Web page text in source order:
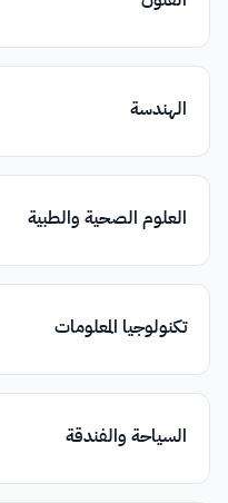
الهندسة
العلوم الصحية والطبية
تكنولوجيا المعلومات
السياحة والفندقة